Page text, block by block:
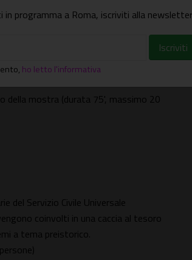
classica, Fidia, una figura quasi
della mostra (durata 75', massimo 20
del Servizio Civile Universale
coinvolti in una caccia al tesoro
a tema preistorico.
in programma a Roma, iscriviti alla
, ho letto l'informativa